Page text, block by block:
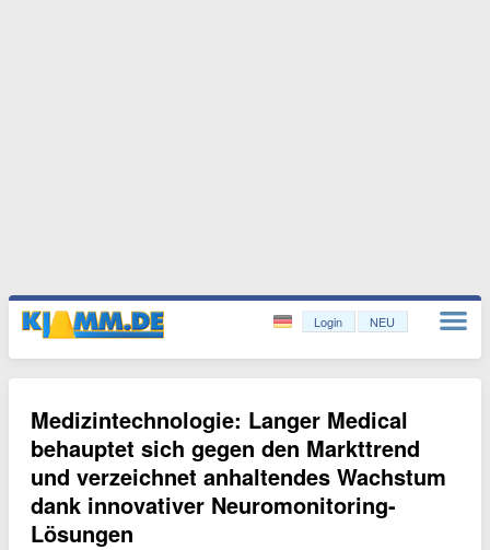
Login NEU
Medizintechnologie: Langer Medical
behauptet sich gegen den Markttrend
und verzeichnet anhaltendes Wachstum
dank innovativer Neuromonitoring-
Lösungen